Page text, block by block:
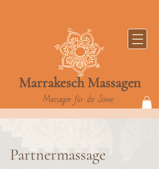
Marrakesch Massagen
Massagen für die Sinne
Partnermassage